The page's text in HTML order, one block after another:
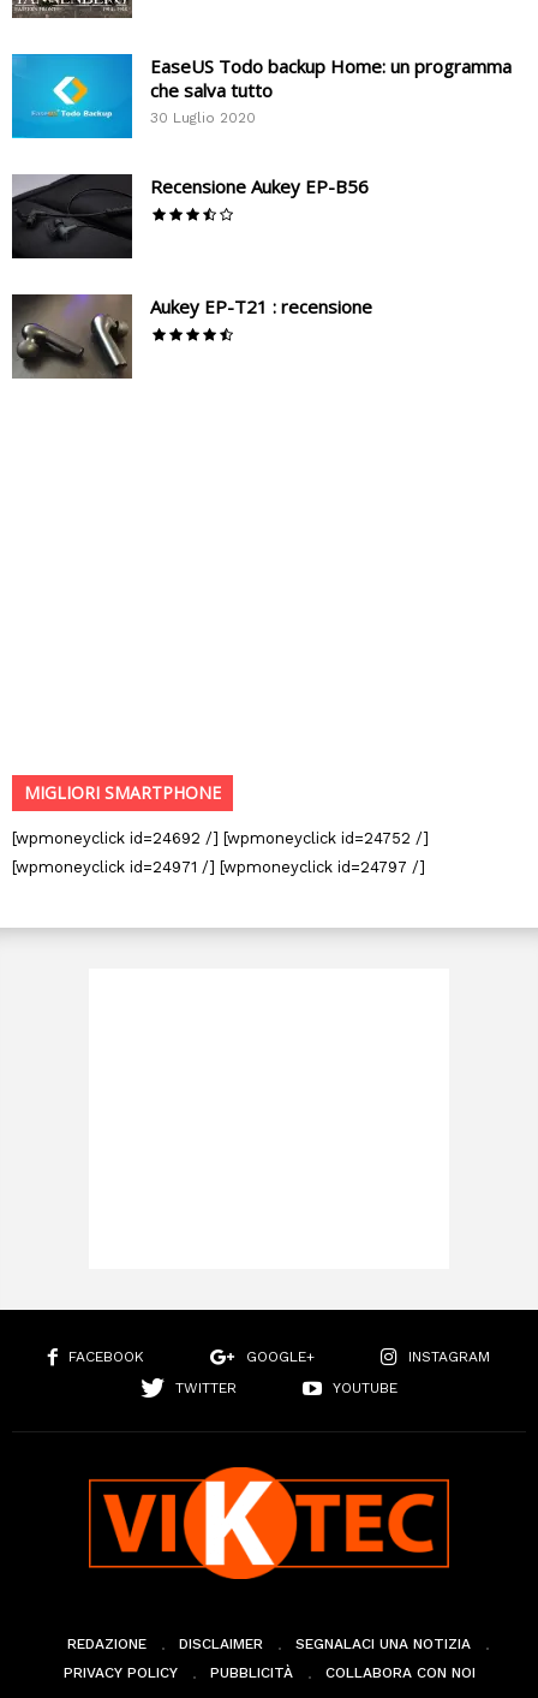
EaseUS Todo backup Home: un programma
che salva tutto
30 Luglio 2020
Recensione Aukey EP-B56
Aukey EP-T21 : recensione
MIGLIORI SMARTPHONE
[wpmoneyclick id=24692 /] [wpmoneyclick id=24752 /]
[wpmoneyclick id=24971 /] [wpmoneyclick id=24797 /]
FACEBOOK GOOGLE+
INSTAGRAM
TWITTER
YOUTUBE
REDAZIONE DISCLAIMER
SEGNALACI UNA NOTIZIA
PRIVACY POLICY
PUBBLICITÀ COLLABORA CON NOI